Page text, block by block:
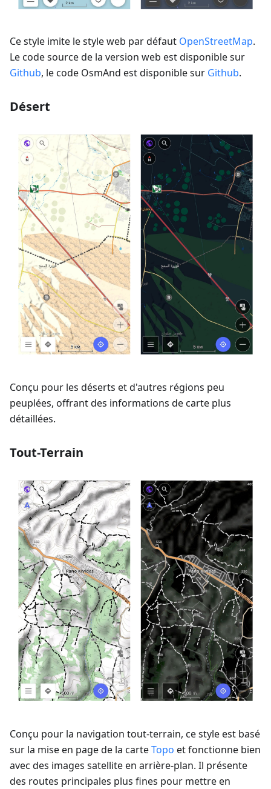
Ce style imite le style web par défaut OpenStreetMap.
Le code source de la version web est disponible sur
Github, le code OsmAnd est disponible sur Github.
Désert
Conçu pour les déserts et d'autres régions peu
peuplées, offrant des informations de carte plus
détaillées.
Tout-Terrain
Conçu pour la navigation tout-terrain, ce style est basé
sur la mise en page de la carteTopo et fonctionne bien
avec des images satellite en arrière-plan. Il présente
des routes principales plus fines pour mettre en